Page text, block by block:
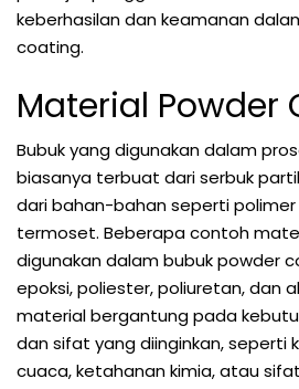
keberhasilan dan keamanan
coating.
Material Powder
Bubuk yang digunakan dalam
biasanya terbuat dari serbuk
dari bahan-bahan seperti
termoset. Beberapa contoh
digunakan dalam bubuk powder
epoksi, poliester, poliuretan, dan
material bergantung pada
dan sifat yang diinginkan, seperti
cuaca, ketahanan kimia, atau